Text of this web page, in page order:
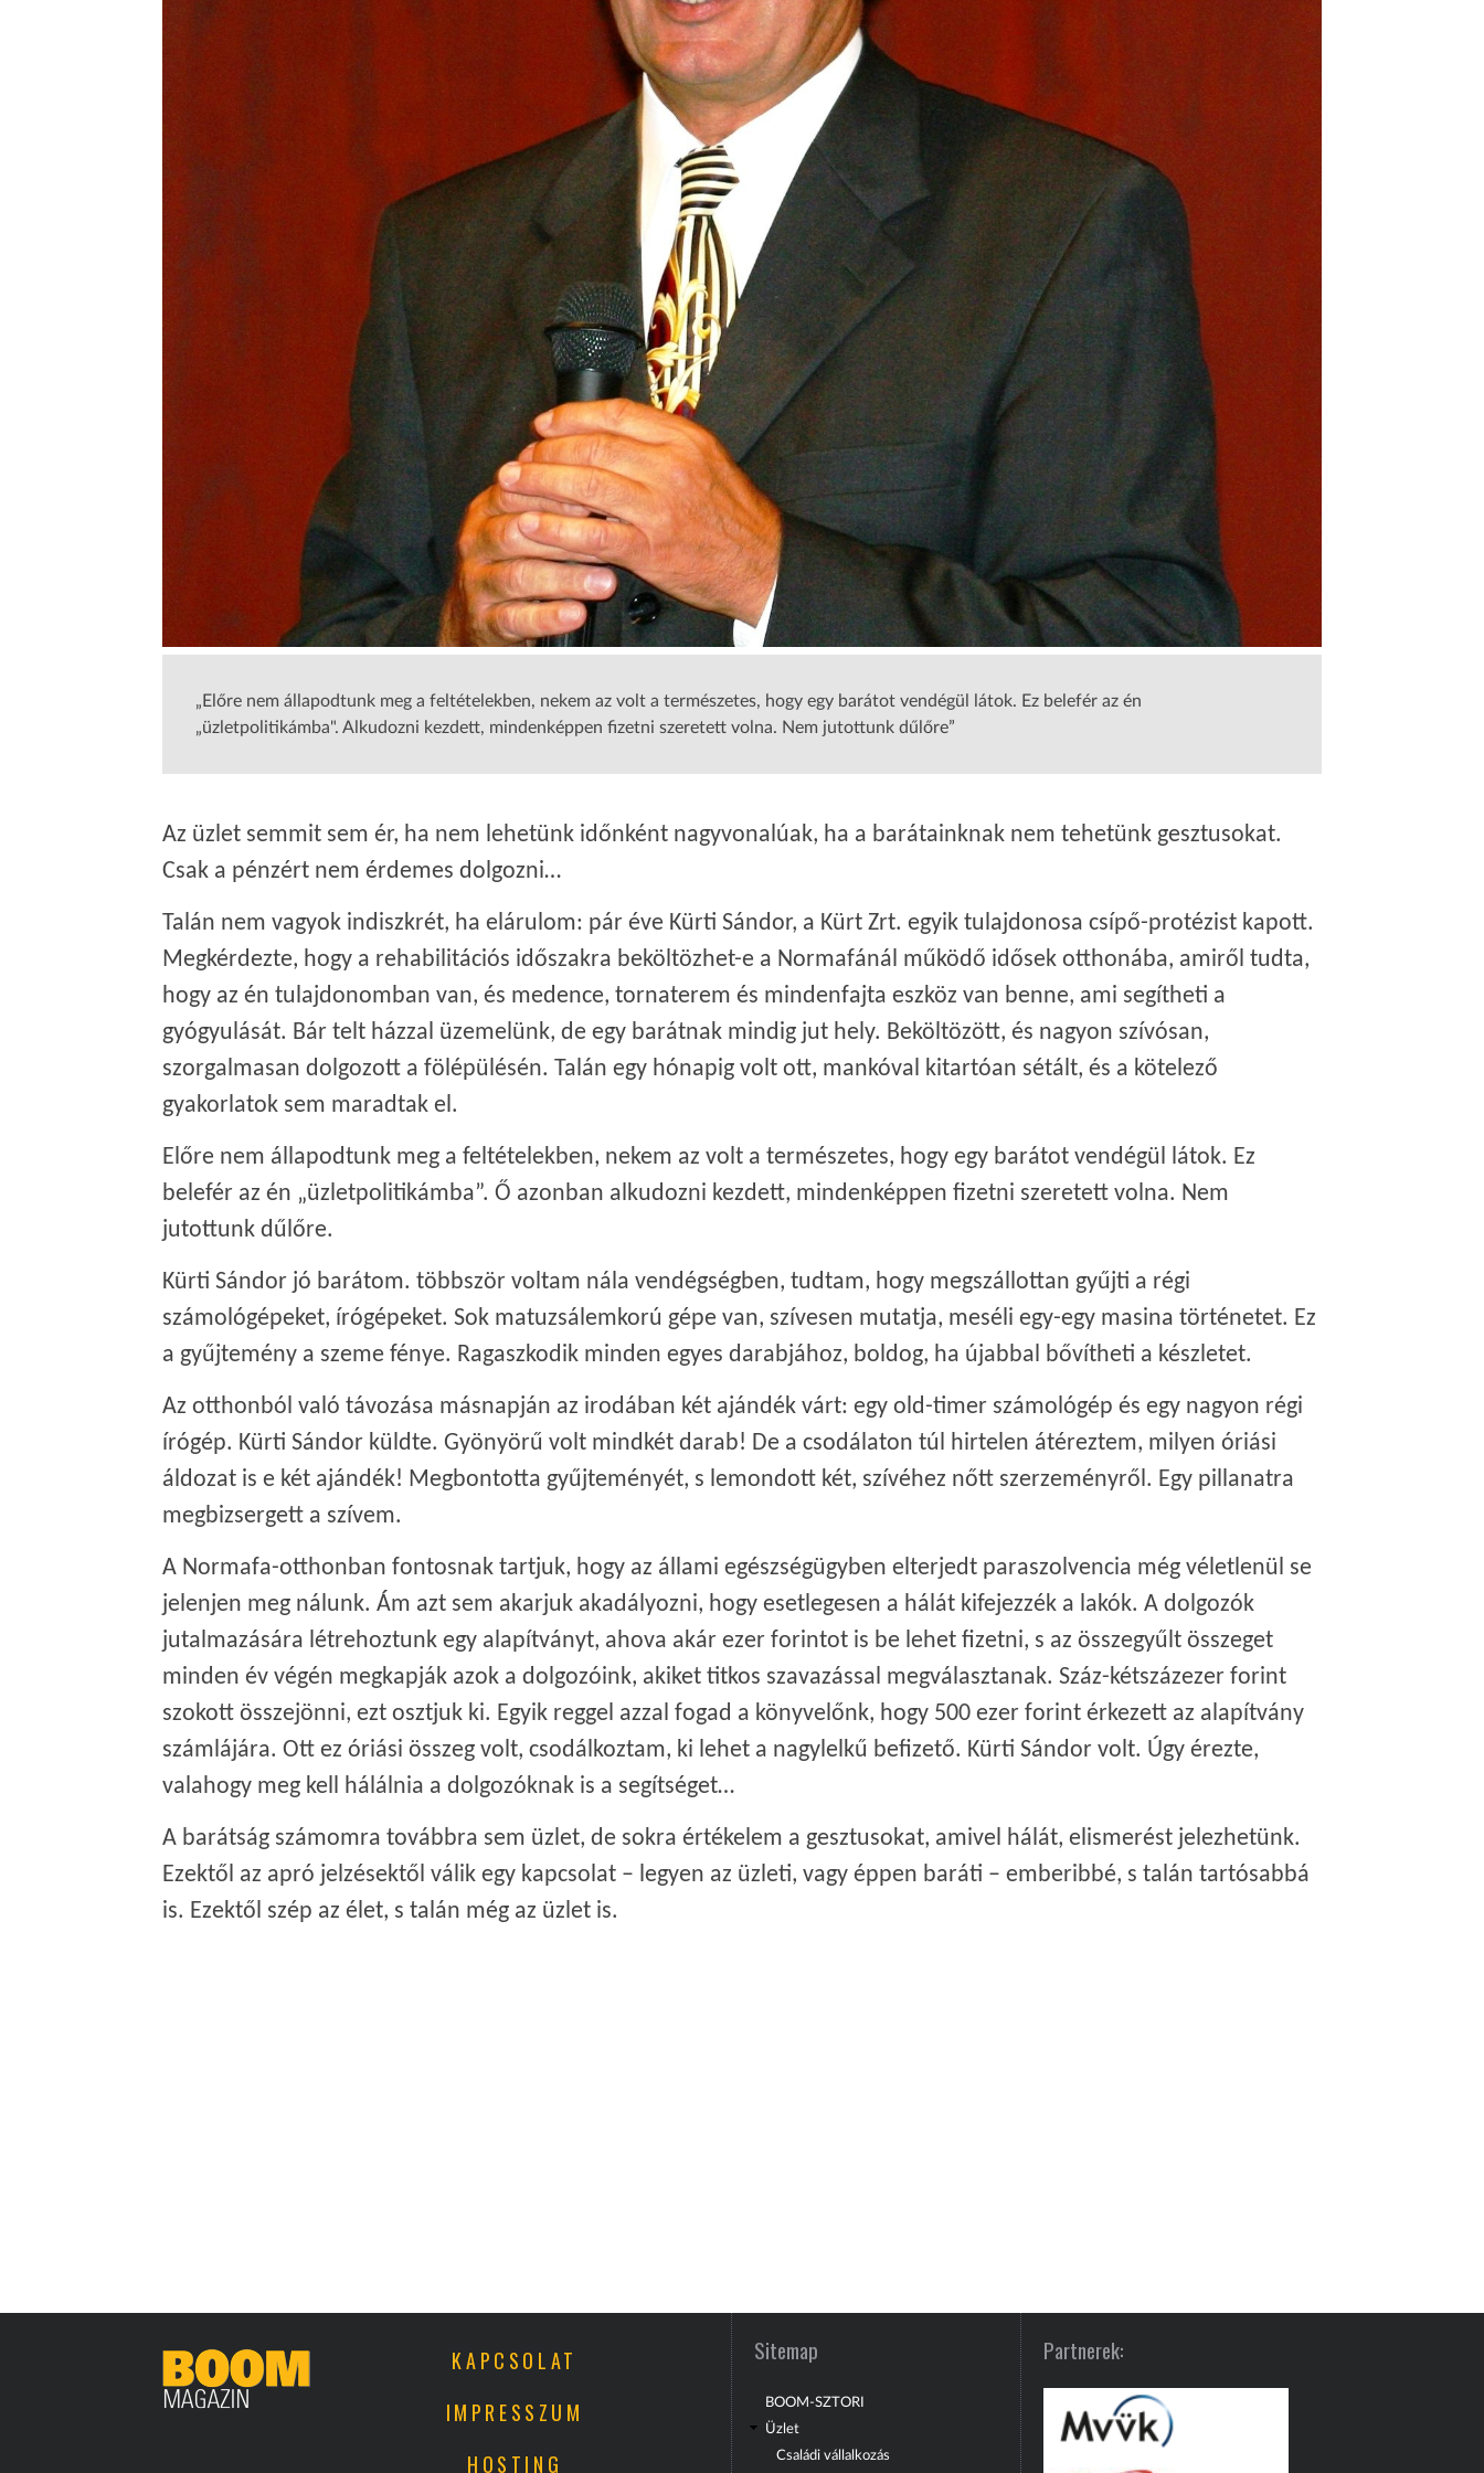
„Előre nem állapodtunk meg a feltételekben, nekem az volt a természetes, hogy egy barátot vendégül látok. Ez belefér az én
„üzletpolitikámba". Alkudozni kezdett, mindenképpen fizetni szeretett volna. Nem jutottunk dűlőre”
Az üzlet semmit sem ér, ha nem lehetünk időnként nagyvonalúak, ha a barátainknak nem tehetünk gesztusokat.
Csak a pénzért nem érdemes dolgozni…
Talán nem vagyok indiszkrét, ha elárulom: pár éve Kürti Sándor, a Kürt Zrt. egyik tulajdonosa csípő-protézist kapott.
Megkérdezte, hogy a rehabilitációs időszakra beköltözhet-e a Normafánál működő idősek otthonába, amiről tudta,
hogy az én tulajdonomban van, és medence, tornaterem és mindenfajta eszköz van benne, ami segítheti a
gyógyulását. Bár telt házzal üzemelünk, de egy barátnak mindig jut hely. Beköltözött, és nagyon szívósan,
szorgalmasan dolgozott a fölépülésén. Talán egy hónapig volt ott, mankóval kitartóan sétált, és a kötelező
gyakorlatok sem maradtak el.
Előre nem állapodtunk meg a feltételekben, nekem az volt a természetes, hogy egy barátot vendégül látok. Ez
belefér az én „üzletpolitikámba”. Ő azonban alkudozni kezdett, mindenképpen fizetni szeretett volna. Nem
jutottunk dűlőre.
Kürti Sándor jó barátom. többször voltam nála vendégségben, tudtam, hogy megszállottan gyűjti a régi
számológépeket, írógépeket. Sok matuzsálemkorú gépe van, szívesen mutatja, meséli egy-egy masina történetet. Ez
a gyűjtemény a szeme fénye. Ragaszkodik minden egyes darabjához, boldog, ha újabbal bővítheti a készletet.
Az otthonból való távozása másnapján az irodában két ajándék várt: egy old-timer számológép és egy nagyon régi
írógép. Kürti Sándor küldte. Gyönyörű volt mindkét darab! De a csodálaton túl hirtelen átéreztem, milyen óriási
áldozat is e két ajándék! Megbontotta gyűjteményét, s lemondott két, szívéhez nőtt szerzeményről. Egy pillanatra
megbizsergett a szívem.
A Normafa-otthonban fontosnak tartjuk, hogy az állami egészségügyben elterjedt paraszolvencia még véletlenül se
jelenjen meg nálunk. Ám azt sem akarjuk akadályozni, hogy esetlegesen a hálát kifejezzék a lakók. A dolgozók
jutalmazására létrehoztunk egy alapítványt, ahova akár ezer forintot is be lehet fizetni, s az összegyűlt összeget
minden év végén megkapják azok a dolgozóink, akiket titkos szavazással megválasztanak. Száz-kétszázezer forint
szokott összejönni, ezt osztjuk ki. Egyik reggel azzal fogad a könyvelőnk, hogy 500 ezer forint érkezett az alapítvány
számlájára. Ott ez óriási összeg volt, csodálkoztam, ki lehet a nagylelkű befizető. Kürti Sándor volt. Úgy érezte,
valahogy meg kell hálálnia a dolgozóknak is a segítséget…
A barátság számomra továbbra sem üzlet, de sokra értékelem a gesztusokat, amivel hálát, elismerést jelezhetünk.
Ezektől az apró jelzésektől válik egy kapcsolat – legyen az üzleti, vagy éppen baráti – emberibbé, s talán tartósabbá
is. Ezektől szép az élet, s talán még az üzlet is.
KAPCSOLAT
IMPRESSZUM
HOSTING
Sitemap
BOOM-SZTORI
Üzlet
Családi vállalkozás
Partnerek: